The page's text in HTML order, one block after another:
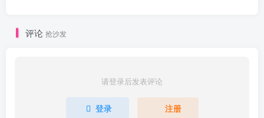
评论 抢沙发
请登录后发表评论
登录 注册